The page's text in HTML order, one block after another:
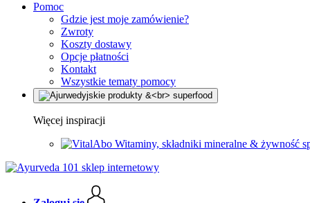
Pomoc
Gdzie jest moje zamówienie?
Zwroty
Koszty dostawy
Opcje płatności
Kontakt
Wszystkie tematy pomocy
Więcej inspiracji
Witaminy, składniki mineralne & żywność